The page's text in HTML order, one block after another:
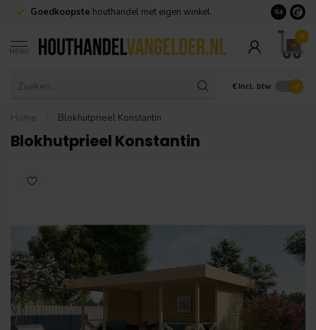
Goedkoopste houthandel met eigen winkel Geen
8.4
MENU
0
€ Incl. btw
Home Blokhutprieel Konstantin
Blokhutprieel Konstantin